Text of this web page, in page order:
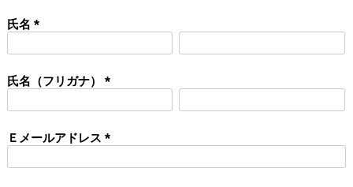
氏名
必
氏名（フリガナ）
必
)
Ｅメールアドレス
必